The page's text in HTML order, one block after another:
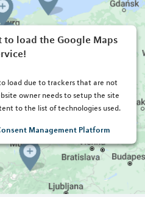
to load the Google Maps
load due to trackers that are not
owner needs to setup the site
to the list of technologies used.
Management Platform